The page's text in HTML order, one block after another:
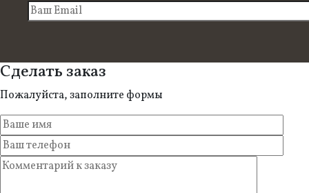
Сделать заказ
Пожалуйста, заполните формы